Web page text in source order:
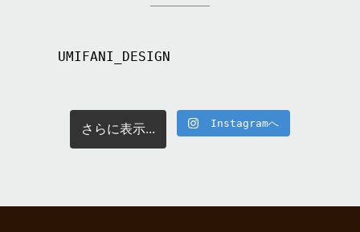
UMIFANI_DESIGN
さらに表示... Instagramへ